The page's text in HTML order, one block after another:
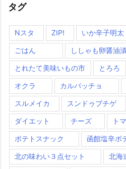
タグ
Nスタ ZIP! いか辛子明太
ごはん ししゃも卵醤油
とれたて美味いもの市 とろろ
オクラ カルパッチョ
スルメイカ スンドゥブチゲ
ダイエット チーズ ト
ポテトスナック 函館塩辛ポ
北の味わい３点セット 北海